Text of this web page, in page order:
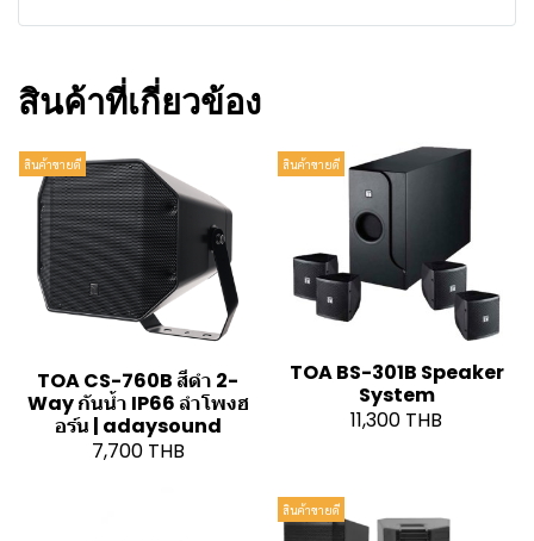
สินค้าที่เกี่ยวข้อง
สินค้าขายดี
TOA CS-760B สีดำ 2-
Way กันน้ำ IP66 ลำโพงฮ
อร์น | adaysound
7,700 THB
สินค้าขายดี
TOA BS-301B Speaker
System
11,300 THB
สินค้าขายดี